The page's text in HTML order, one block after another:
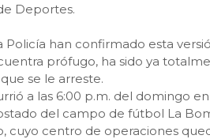
Deportes.
Policía han confirmado esta
prófugo, ha sido ya
se le arreste.
a las 6:00 p.m. del domingo
del campo de fútbol La
cuyo centro de operaciones